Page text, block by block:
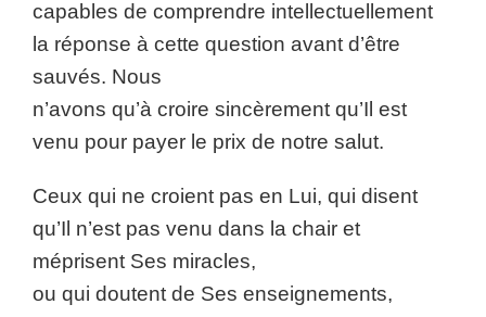
capables de comprendre intellectuellement
la réponse à cette question avant d’être
sauvés. Nous
n’avons qu’à croire sincèrement qu’Il est
venu pour payer le prix de notre salut.
Ceux qui ne croient pas en Lui, qui disent
qu’Il n’est pas venu dans la chair et
méprisent Ses miracles,
ou qui doutent de Ses enseignements,